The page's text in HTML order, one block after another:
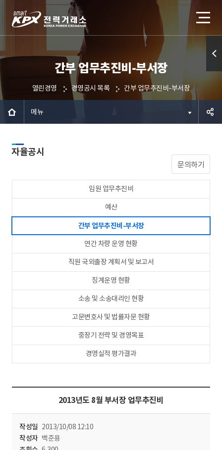
간부 업무추진비-부서장
열린경영 경영공시 목록 간부 업무추진비-부서장
메뉴
기
문의하기
자율공시
임원 업무추진비
예산
간부 업무추진비-부서장
연간 차량 운영 현황
직원 국외출장 계획서 및 보고서
징계운영 현황
소송 및 소송대리인 현황
고문변호사 및 법률자문 현황
중장기 전략 및 경영목표
경영실적 평가결과
2013년도 8월 부서장 업무추진비
작성일 2013/10/08 12:10
작성자 백준용